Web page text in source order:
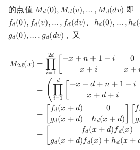
的点值 𝑀𝑑(0),𝑀𝑑(𝑣),… ,𝑀𝑑(𝑑𝑣)
Md(0),Md(v),… ,M d(dv) 即
𝑓𝑑(0), 𝑓𝑑(𝑣),… ,𝑓𝑑(𝑑𝑣)
fd(0),f d(v),…,fd (dv) 、 ℎ𝑑(0), … ,ℎ𝑑(
hd(0), …, h d(
𝑔𝑑(0),… ,𝑔𝑑(𝑑𝑣)
gd(0), …, g d(dv) ，又
𝑀2𝑑(𝑥) =
2𝑑
∏
𝑖=1
−𝑥 +𝑛 + 1 −𝑖
0
𝑥 +𝑖 𝑥 +
= (
𝑑
∏
𝑖=1
−𝑥 −𝑑 +𝑛 + 1 −𝑖
𝑥 +𝑑 +𝑖
= 𝑓𝑑(𝑥 +𝑑)
0
𝑔𝑑(𝑥 +𝑑) ℎ𝑑(𝑥 +𝑑)
𝑓
𝑔
=
𝑓𝑑(𝑥 +𝑑)𝑓𝑑(𝑥)
𝑔𝑑(𝑥 +𝑑)𝑓𝑑(𝑥) + ℎ𝑑(𝑥 +
=12 d[−x+ n+ 1−i0 x +ix + ∏i